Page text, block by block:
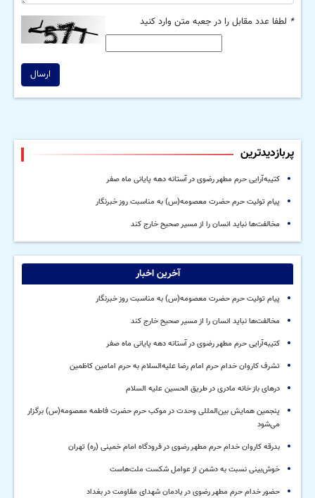
* لطفا عدد مقابل را در جعبه متن وارد کنید
ارسال
پربازدیدترین
کتیبه‌آرایی حرم مطهر رضوی در آستانه دهه پایانی ماه صفر
پیام تولیت حرم حضرت معصومه(س) به مناسبت روز خبرنگار
مخالفت‌ها نباید انسان را از مسیر صحیح خارج کند
آخرین اخبار
پیام تولیت حرم حضرت معصومه(س) به مناسبت روز خبرنگار
مخالفت‌ها نباید انسان را از مسیر صحیح خارج کند
کتیبه‌آرایی حرم مطهر رضوی در آستانه دهه پایانی ماه صفر
تشرف کاروان خدام حرم امام رضا علیه‌السلام به حرم امامین کاظمین
درهای باز خانه مادری در طریق الحسین علیه السلام
پنجمین همایش بین‌المللی وحدت در موکب حرم حضرت فاطمه معصومه(س) برگزار
می‌شود
بدرقه کاروان خدام حرم مطهر رضوی در فرودگاه امام خمینی (ره) تهران
خوش‌بینی نسبت به دشمن از عوامل شکست ملت‌هاست
حضور خدام حرم مطهر رضوی در یادمان شهدای مقاومت در بغداد